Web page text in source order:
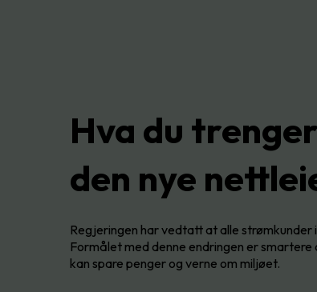
Hva du
den nye
Regjeringen har vedtatt at alle strømkunder
Formålet med denne endringen er
kan spare penger og verne om miljøet.